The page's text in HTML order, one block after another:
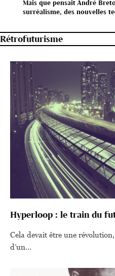
Mais que pensait André
surréalisme, des nouvelles
Rétrofuturisme
Hyperloop : le train du
Cela devait être une
d’un...